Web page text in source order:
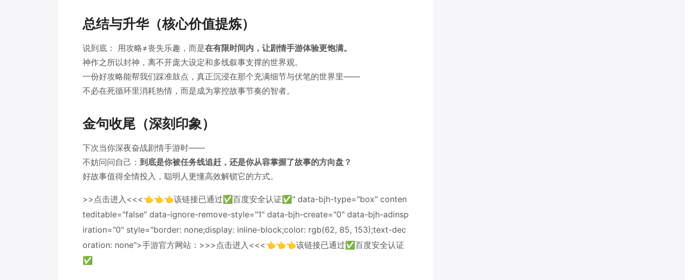
总结与升华（核心价值提炼）
说到底： 用攻略≠丧失乐趣，而是在有限时间内，让剧情手游体验更饱满。
神作之所以封神，离不开庞大设定和多线叙事支撑的世界观。
一份好攻略能帮我们踩准鼓点，真正沉浸在那个充满细节与伏笔的世界里——
不必在死循环里消耗热情，而是成为掌控故事节奏的智者。
金句收尾（深刻印象）
下次当你深夜奋战剧情手游时——
不妨问问自己： 到底是你被任务线追赶，还是你从容掌握了故事的方向盘？
好故事值得全情投入，聪明人更懂高效解锁它的方式。
>>点击进入<<<👈👈👈该链接已通过✅百度安全认证✅" data-bjh-type="box" conten
teditable="false" data-ignore-remove-style="1" data-bjh-create="0" data-bjh-adinsp
iration="0" style="border: none;display: inline-block;color: rgb(62, 85, 153);text-dec
oration: none">手游官方网站：>>>点击进入<<<👈👈👈该链接已通过✅百度安全认证
✅